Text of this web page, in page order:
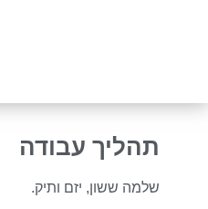
תהליך עבודה
שלמה ששון, יזם ותיק.